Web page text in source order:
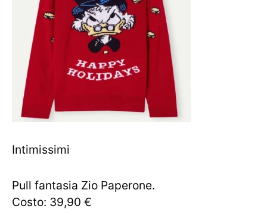
Intimissimi
Pull fantasia Zio Paperone.
Costo: 39,90 €